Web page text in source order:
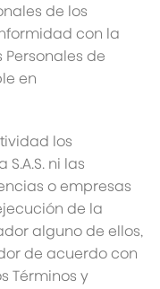
de los
con la
de
en
los
ni las
o empresas
de la
alguno de ellos,
de acuerdo con
Términos y